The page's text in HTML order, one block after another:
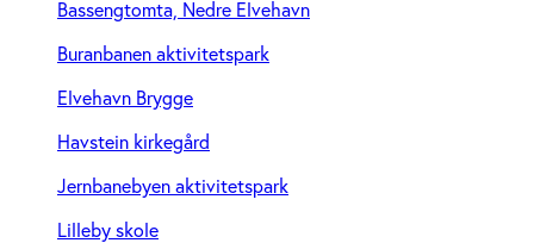
Bassengtomta, Nedre Elvehavn
Buranbanen aktivitetspark
Elvehavn Brygge
Havstein kirkegård
Jernbanebyen aktivitetspark
Lilleby skole